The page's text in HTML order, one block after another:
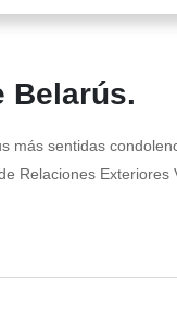
Belarús.
más sentidas
Relaciones Exteriores